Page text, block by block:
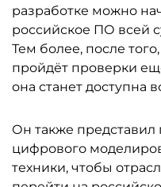
разработке можно
российское ПО всей
Тем более, после
пройдёт проверки
она станет доступна
Он также
цифрового
техники, чтобы